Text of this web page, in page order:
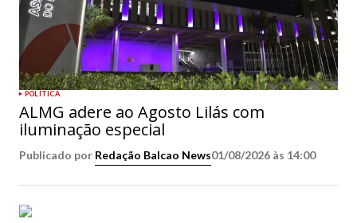
POLÍTICA
ALMG adere ao Agosto Lilás com
iluminação especial
Publicado por Redação Balcao News01/08/2026 às 14:00